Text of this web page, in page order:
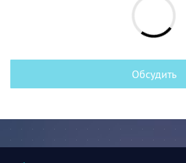
Обсудить